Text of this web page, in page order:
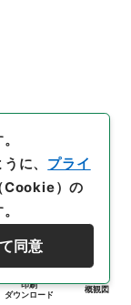
印刷
ダウンロード
概観図
に、 プライ
Cookie）の
同意